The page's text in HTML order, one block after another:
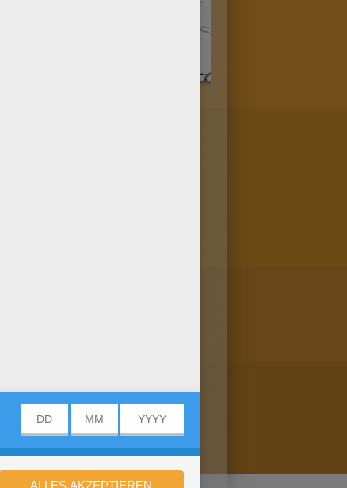
Freundin! Mehr findest du
online an und
zum Ausmalen!